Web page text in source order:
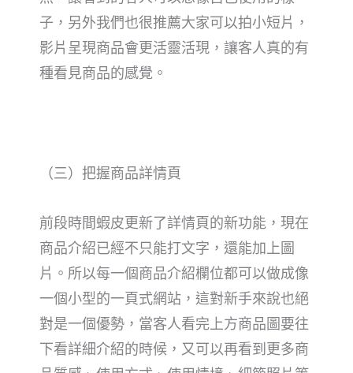
子，另外我們也很推薦大家可以拍小短片，
影片呈現商品會更活靈活現，讓客人真的有
種看見商品的感覺。
（三）把握商品詳情頁
前段時間蝦皮更新了詳情頁的新功能，現在
商品介紹已經不只能打文字，還能加上圖
片。所以每一個商品介紹欄位都可以做成像
一個小型的一頁式網站，這對新手來說也絕
對是一個優勢，當客人看完上方商品圖要往
下看詳細介紹的時候，又可以再看到更多商